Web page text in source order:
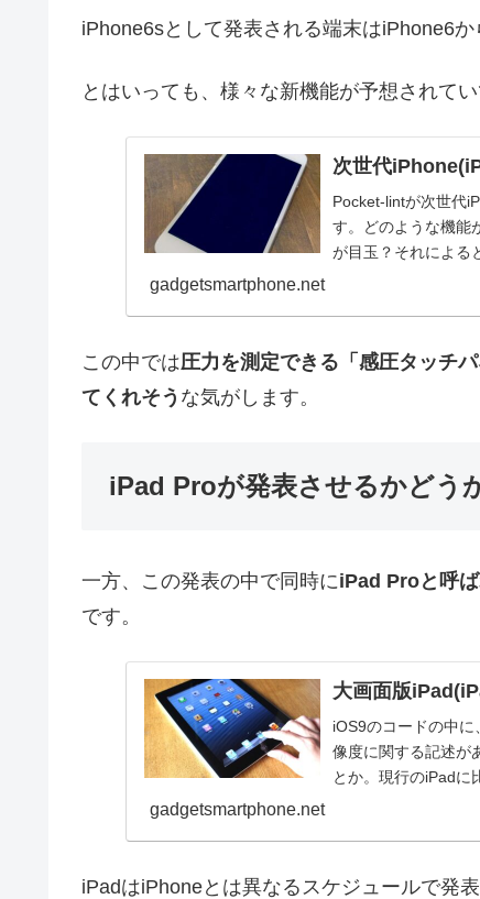
iPhone6sとして発表される端末はiPhone6
とはいっても、様々な新機能が予想されてい
次世代
Pocket-lintが次世代
す。どのような機能
が目玉？それによる
gadgetsmartphone.net
この中では圧力を測定できる「感圧タッチ
てくれそう な気がします。
iPad Proが発表させるかどう
一方、この発表の中で同時にiPad Proと呼
です。
大画面版
iOS9のコードの中
像度に関する記述が
とか。現行のiPadに
gadgetsmartphone.net
iPadはiPhoneとは異なるスケジュールで発